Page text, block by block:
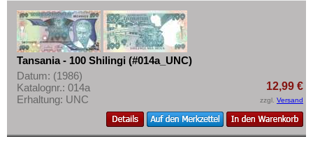
Preislisten
Ankauf
Erhaltungsgrade
Gratisbanknoten
FAQ
Mehr über...
Tansania - 100 Shilingi (#014a_UNC)
Datum: (1986)
Katalognr.: 014a
Erhaltung: UNC
12,99 €
zzgl. Versand